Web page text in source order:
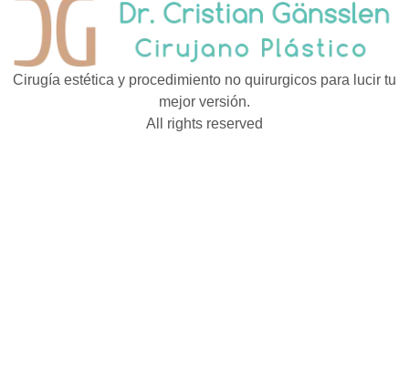
Cirugía estética y procedimiento no quirurgicos para lucir tu
mejor versión.
All rights reserved